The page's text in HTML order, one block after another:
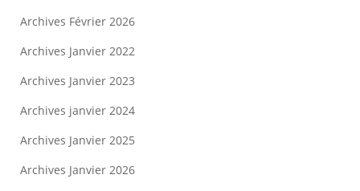
Archives Février 2026
Archives Janvier 2022
Archives Janvier 2023
Archives janvier 2024
Archives Janvier 2025
Archives Janvier 2026